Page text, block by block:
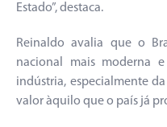
Estado”, destaca.
Reinaldo avalia que o
nacional mais moderna
indústria, especialmente
valor àquilo que o país já